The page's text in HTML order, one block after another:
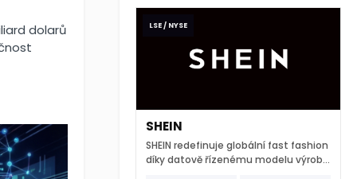
dolarů
LSE / NYSE
SHEIN
SHEIN redefinuje globální fast fashion
díky datově řízenému modelu výroby